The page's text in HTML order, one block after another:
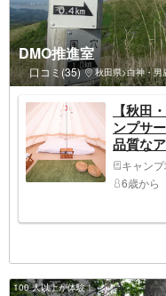
DMO推進室
口コミ(35) 秋田県>白神・男
【秋田
ンプサ
品質な
キャン
6歳から
100 人以上が体験！